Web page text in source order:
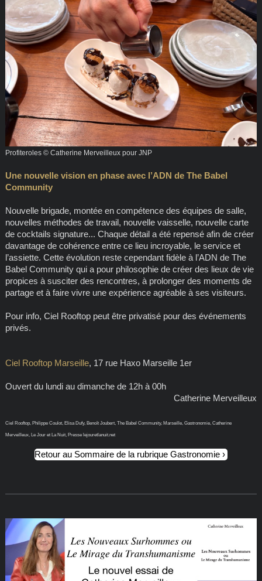
Profiteroles © Catherine Merveilleux pour JNP
Une nouvelle vision en phase avec l’ADN de The Babel
Community
Nouvelle brigade, montée en compétence des équipes de salle,
nouvelles méthodes de travail, nouvelle vaisselle, nouvelle carte
de cocktails signature... Chaque détail a été repensé afin de créer
davantage de cohérence entre ce lieu incroyable, le service et
l’assiette. Cette évolution reste cependant fidèle à l’ADN de The
Babel Community qui a pour philosophie de créer des lieux de vie
propices à susciter des rencontres, à prolonger des moments de
partage et à faire vivre une expérience agréable à ses visiteurs.
Pour info, Ciel Rooftop peut être privatisé pour des événements
privés.
Ciel Rooftop Marseille, 17 rue Haxo Marseille 1er
Ouvert du lundi au dimanche de 12h à 00h
Catherine Merveilleux
Ciel Rooftop, Philippe Coulot, Elisa Dufy, Benoît Joubert, The Babel Community, Marseille, Gastronomie, Catherine
Merveilleux, Le Jour et La Nuit, Presse lejouretlanuit.net
Retour au Sommaire de la rubrique Gastronomie